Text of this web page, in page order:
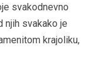
svakodnevno
njih svakako je
krajoliku,